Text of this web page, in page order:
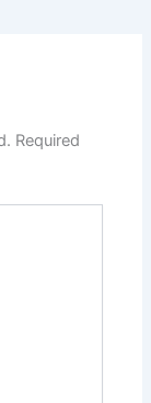
Required